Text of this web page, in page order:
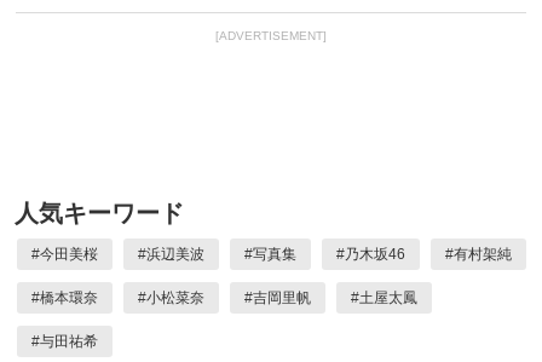
[ADVERTISEMENT]
人気キーワード
#今田美桜 #浜辺美波 #写真集 #乃木坂46 #有村架純
#橋本環奈 #小松菜奈 #吉岡里帆 #土屋太鳳
#与田祐希